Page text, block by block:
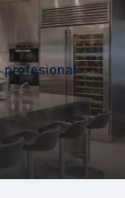
profesional